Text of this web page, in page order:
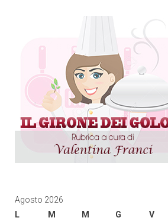
Agosto 2026
L
M M G V